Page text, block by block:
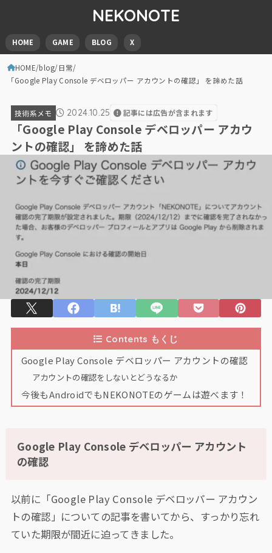
NEKONOTE
HOME GAME BLOG X
HOME blog 日常
「Google Play Console デベロッパー アカウントの確認」 を諦めた話
技術系メモ 2024.10.25 記事には広告が含まれます
「Google Play Console デベロッパー アカウ
ントの確認」 を諦めた話
Contents もくじ
Google Play Console デベロッパー アカウントの確認
アカウントの確認をしないとどうなるか
今後もAndroidでもNEKONOTEのゲームは遊べます！
Google Play Console デベロッパー アカウント
の確認
以前に「Google Play Console デベロッパー アカウン
トの確認」についての記事を書いてから、すっかり忘れ
ていた期限が間近に迫ってきました。